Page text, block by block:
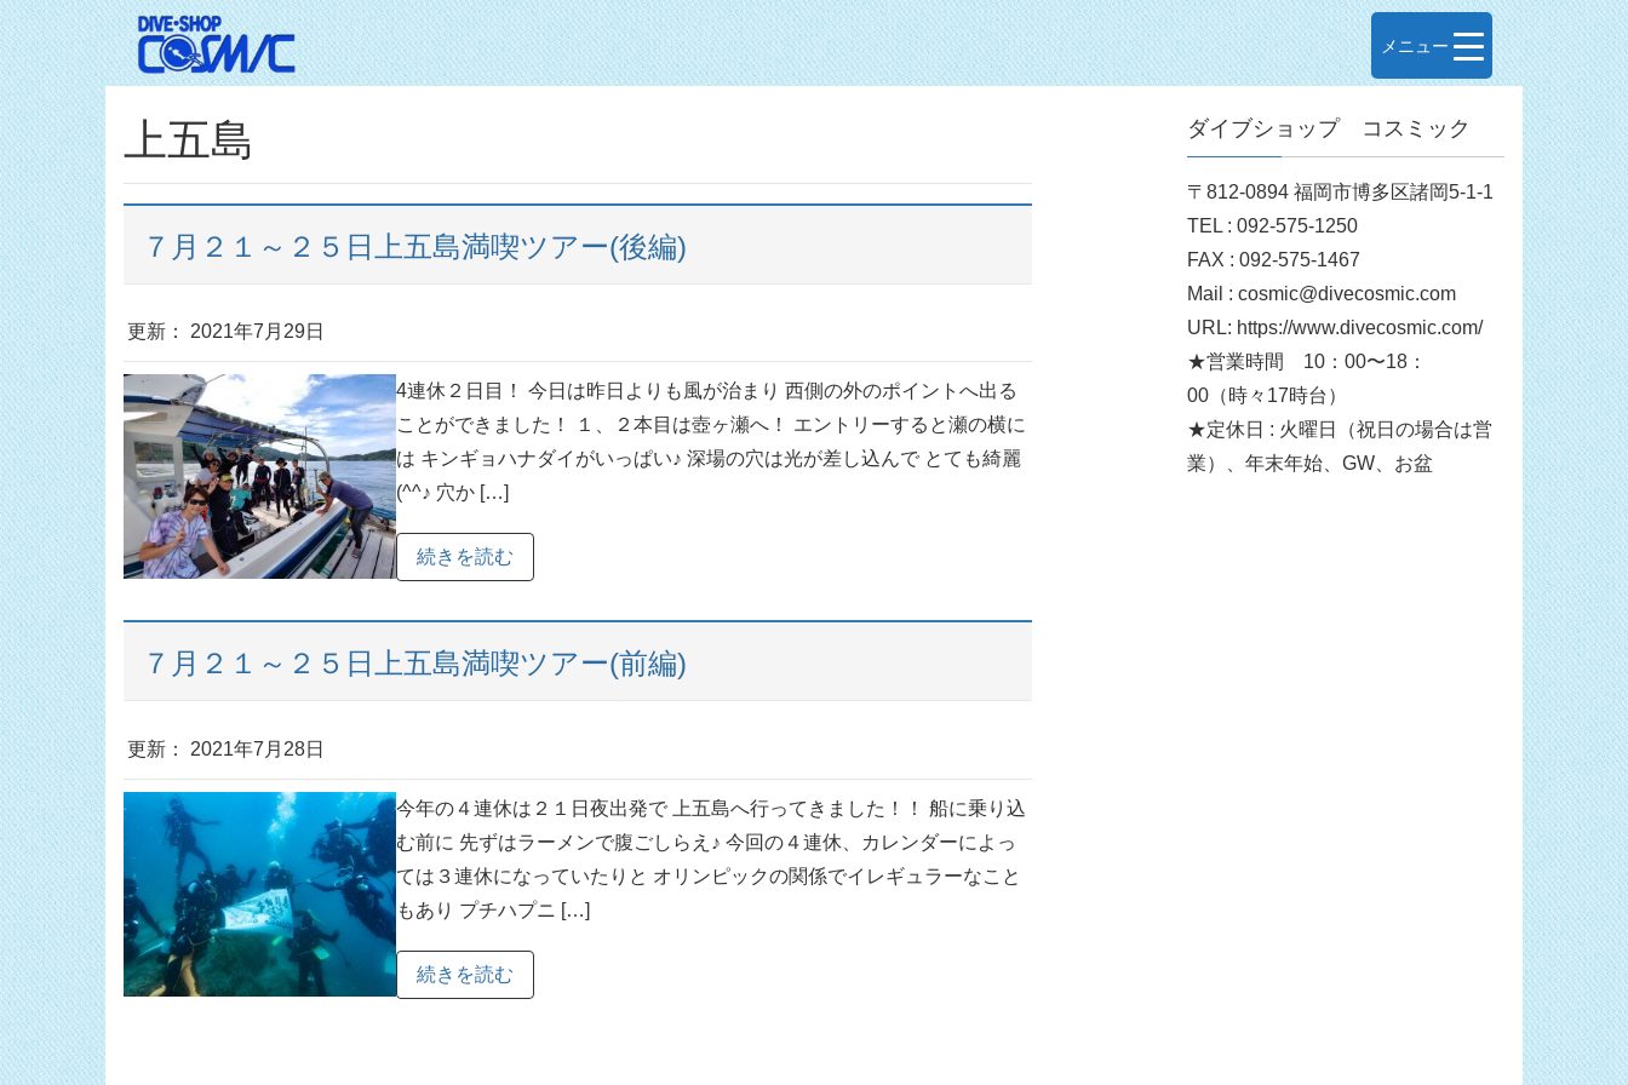
メニュー
上五島
７月２１～２５日上五島満喫ツアー(後編)
更新： 2021年7月29日
4連休２日目！ 今日は昨日よりも風が治まり 西側の外のポイントへ出る
ことができました！ １、２本目は壺ヶ瀬へ！ エントリーすると瀬の横に
は キンギョハナダイがいっぱい♪ 深場の穴は光が差し込んで とても綺麗
(^^♪ 穴か […]
続きを読む
７月２１～２５日上五島満喫ツアー(前編)
更新： 2021年7月28日
今年の４連休は２１日夜出発で 上五島へ行ってきました！！ 船に乗り込
む前に 先ずはラーメンで腹ごしらえ♪ 今回の４連休、カレンダーによっ
ては３連休になっていたりと オリンピックの関係でイレギュラーなこと
もあり プチハプニ […]
続きを読む
ダイブショップ コスミック
〒812-0894 福岡市博多区諸岡5-1-1
TEL : 092-575-1250
FAX : 092-575-1467
Mail : cosmic@divecosmic.com
URL: https://www.divecosmic.com/
★営業時間 10：00〜18：
00（時々17時台）
★定休日 : 火曜日（祝日の場合は営
業）、年末年始、GW、お盆